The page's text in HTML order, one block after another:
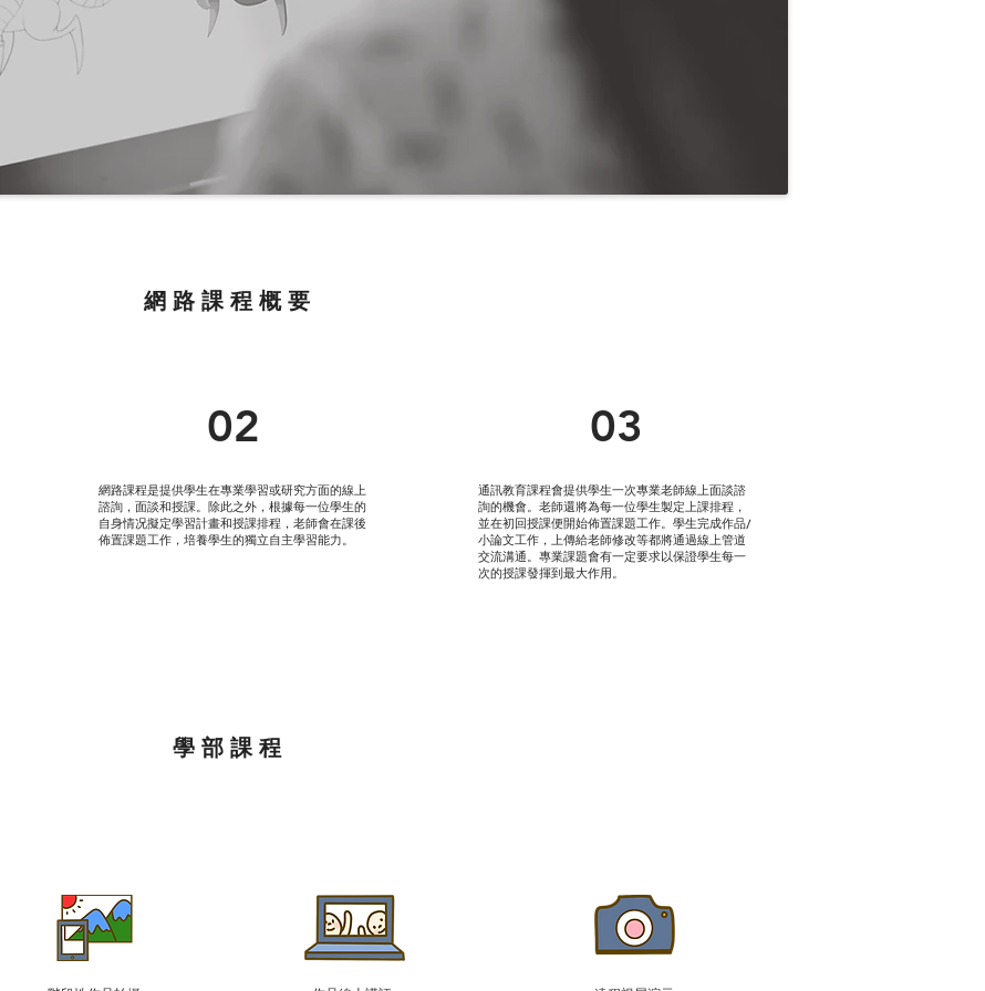
網路課程概要
02
網路課程是提供學生在專業學習或研究方面的線上
諮詢，面談和授課。除此之外，根據每一位學生的
自身情况擬定學習計畫和授課排程，老師會在課後
佈置課題工作，培養學生的獨立自主學習能力。
03
通訊教育課程會提供學生一次專業老師線上面談諮
詢的機會。老師還將為每一位學生製定上課排程，
並在初回授課便開始佈置課題工作。學生完成作品/
小論文工作，上傳給老師修改等都將通過線上管道
交流溝通。專業課題會有一定要求以保證學生每一
次的授課發揮到最大作用。
​學部課程